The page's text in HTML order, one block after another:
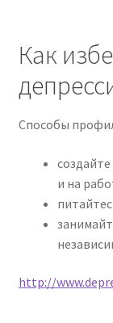
Как
Способы
и на
http://